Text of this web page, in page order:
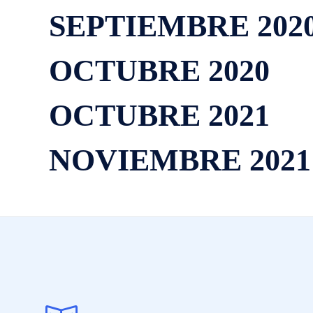
SEPTIEMBRE
OCTUBRE 2020
OCTUBRE 2021
NOVIEMBRE 2021